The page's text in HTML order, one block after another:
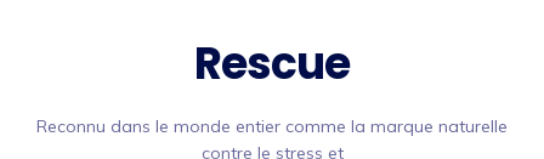
Rescue
Reconnu dans le monde entier comme la marque naturelle
contre le stress et